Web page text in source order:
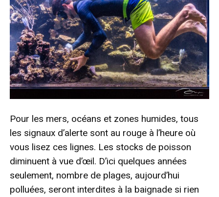
Pour les mers, océans et zones humides, tous
les signaux d’alerte sont au rouge à l’heure où
vous lisez ces lignes. Les stocks de poisson
diminuent à vue d’œil. D’ici quelques années
seulement, nombre de plages, aujourd’hui
polluées, seront interdites à la baignade si rien